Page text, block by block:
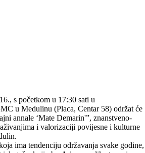
s početkom u 17:30 sati u
u Medulinu (Placa, Centar 58) održat će
annale ‘Mate Demarin'”, znanstveno-
i valorizaciji povijesne i kulturne
ima tendenciju održavanja svake godine,